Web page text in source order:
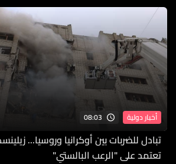
أخبار دولية 08:03
تبادل للضربات بين أوكرانيا وروسيا...
تعتمد على "الرعب البالستي"